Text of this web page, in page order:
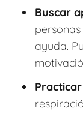
Buscar
ayuda.